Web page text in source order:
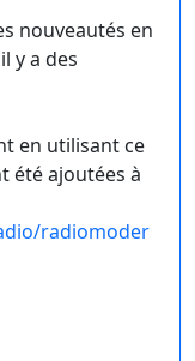
nouveautés en
y a des
en utilisant ce
été ajoutées à
radiomoder